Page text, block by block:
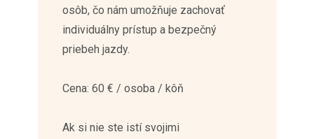
osôb, čo nám umožňuje zachovať
individuálny prístup a bezpečný
priebeh jazdy.
Cena: 60 € / osoba / kôň
Ak si nie ste istí svojimi